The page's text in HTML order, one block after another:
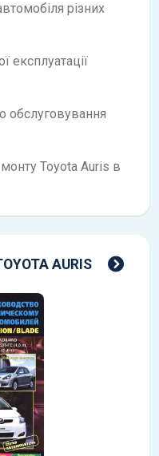
різних
експлуатації
обслуговування
Toyota Auris в
AURIS